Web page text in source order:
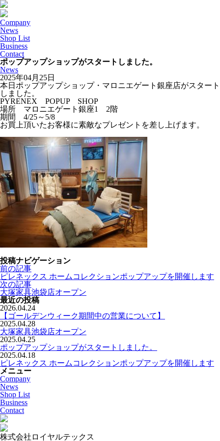
Company
News
Shop List
Business
Contact
ポップアップショップがスタートしました。
News
2025年04月25日
本日ポップアップショップ・マロニエゲート銀座店がスタート
しました。
PYRENEX POPUP SHOP
場所 マロニエゲート銀座1 2階
期間 4/25～5/8
お買上頂いたお客様に素敵なプレゼントを差し上げます。
投稿ナビゲーション
前の記事
ピレネックス ホームコレクションポップアップを開催します
次の記事
大塚家具池袋店オープン
最近の投稿
2026.04.24
【ゴールデンウィーク期間中の営業について】
2025.04.28
大塚家具池袋店オープン
2025.04.25
ポップアップショップがスタートしました。
2025.04.18
ピレネックス ホームコレクションポップアップを開催します
メニュー
Company
News
Shop List
Business
Contact
株式会社ロイヤルテックス